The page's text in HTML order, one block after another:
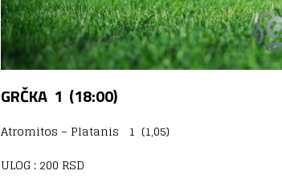
GRČKA 1 (18:00)
Atromitos – Platanis 1 (1,05)
ULOG : 200 RSD